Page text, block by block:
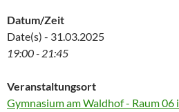
Datum/Zeit
Date(s) - 31.03.2025
19:00 - 21:45
Veranstaltungsort
Gymnasium am Waldhof - Raum 06